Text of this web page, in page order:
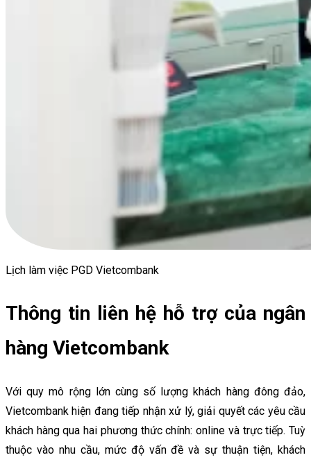
Lịch làm việc PGD Vietcombank
Thông tin liên hệ hỗ trợ của ngân
hàng Vietcombank
Với quy mô rộng lớn cùng số lượng khách hàng đông đảo,
Vietcombank hiện đang tiếp nhận xử lý, giải quyết các yêu cầu
khách hàng qua hai phương thức chính: online và trực tiếp. Tuỳ
thuộc vào nhu cầu, mức độ vấn đề và sự thuận tiện, khách